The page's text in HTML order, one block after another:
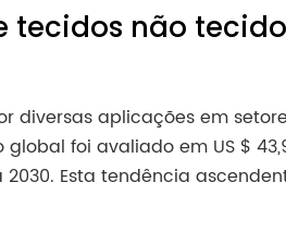
tecidos não
diversas aplicações em
foi avaliado em US $
Esta tendência